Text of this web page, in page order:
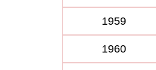
1959
1960